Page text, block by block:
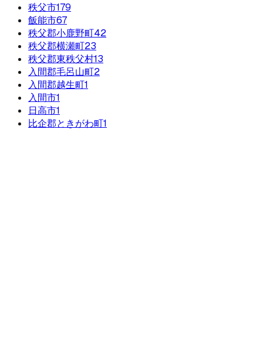
秩父市179
飯能市67
秩父郡小鹿野町42
秩父郡横瀬町23
秩父郡東秩父村13
入間郡毛呂山町2
入間郡越生町1
入間市1
日高市1
比企郡ときがわ町1